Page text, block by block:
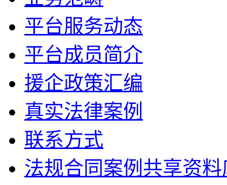
平台服务动态
平台成员简介
援企政策汇编
真实法律案例
联系方式
法规合同案例共享资料